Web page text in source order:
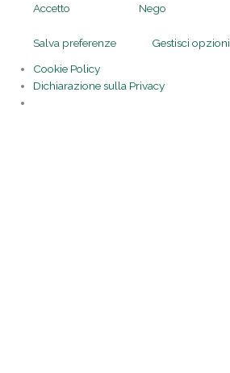
Accetto Nego
Salva preferenze
Gestisci opzioni
Cookie Policy
Dichiarazione sulla Privacy